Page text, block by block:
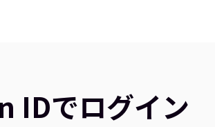
IDでログイン